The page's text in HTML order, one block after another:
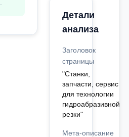
Детали
анализа
Заголовок
страницы
"Станки,
запчасти, сервис
для технологии
гидроабразивной
резки"
Мета-описание